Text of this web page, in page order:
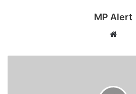
MP Alert